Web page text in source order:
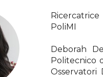
PoliMI
Deborah
Politecnico